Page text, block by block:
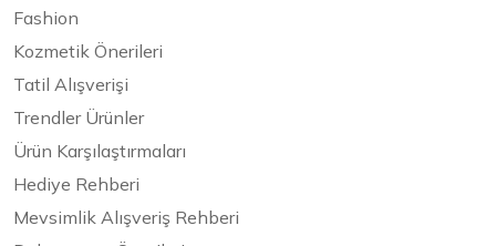
Fashion
Kozmetik Önerileri
Tatil Alışverişi
Trendler Ürünler
Ürün Karşılaştırmaları
Hediye Rehberi
Mevsimlik Alışveriş Rehberi